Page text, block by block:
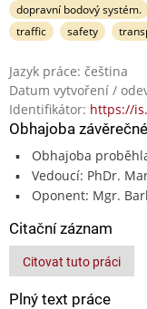
dopravní bodový systém.
traffic
safety
Jazyk práce: čeština
Datum vytvoření /
Identifikátor: https://
Obhajoba
Obhajoba
Vedoucí: PhDr.
Oponent: Mgr.
Citační záznam
Citovat tuto práci
Plný text práce